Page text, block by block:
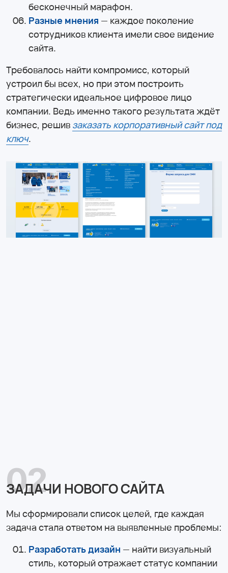
бесконечный марафон.
Разные мнения — каждое поколение
сотрудников клиента имели свое видение
сайта.
Требовалось найти компромисс, который
устроил бы всех, но при этом построить
стратегически идеальное цифровое лицо
компании. Ведь именно такого результата ждёт
бизнес, решив заказать корпоративный сайт под
ключ.
02
ЗАДАЧИ НОВОГО САЙТА
Мы сформировали список целей, где каждая
задача стала ответом на выявленные проблемы:
Разработать дизайн — найти визуальный
стиль, который отражает статус компании